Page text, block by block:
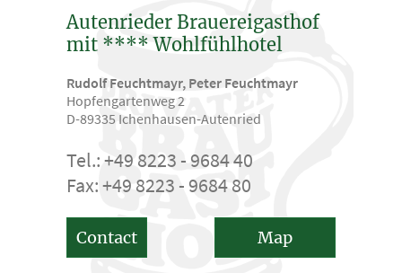
Autenrieder Brauereigasthof
mit **** Wohlfühlhotel
Rudolf Feuchtmayr, Peter Feuchtmayr
Hopfengartenweg 2
D-89335 Ichenhausen-Autenried
Tel.: +49 8223 - 9684 40
Fax: +49 8223 - 9684 80
Contact Map